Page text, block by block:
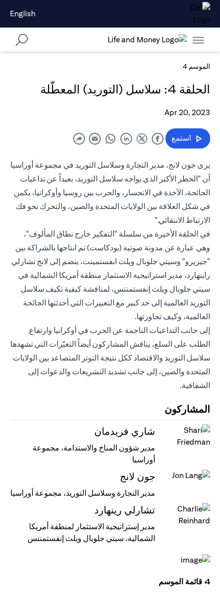
English
الموسم 4
الحلقة 4: سلاسل (التوريد) المعطّلة
Apr 20, 2023
استمع
يرى جون لانج، مدير التجارة وسلاسل التوريد في مجموعة أوراسيا
أن "الخطر الأكبر الذي يواجه سلاسل التوريد، بعيداً عن تداعيات
الجائحة، الآخذة في الانحسار، والحرب بين روسيا وأوكرانيا، يكمن
في شكل العلاقة بين الولايات المتحدة والصين، والتحرك نحو فك
الارتباط الانتقائي."
في الحلقة الأخيرة من سلسلة "التفكير خارج نطاق المألوف"،
وهي عبارة عن مدونة صوتية (بودكاست) تم انتاجها بالشراكة بين
"جيزيرو" وسيتي جلوبال ويلث انفستمينت، ينضم إلى لانج تشارلي
راينهارد، مدير استراتيجية الاستثمار منطقة أمريكا الشمالية في
سيتي جلوبال ويلث إنفستمنتس، لمناقشة كيفية تكيف سلاسل
التوريد العالمية إلى حد كبير مع التغييرات التي أحدثتها الجائحة
العالمية، وكيف تجاوزتها.
إلى جانب التداعيات الناجمة عن الحرب في أوكرانيا وارتفاع
الطلب على السلع، يناقش المشاركون أيضاً التغيّرات التي تشهدها
سلاسل التوريد والاقتصاد ككل نتيجة التوتر المتصاعد بين الولايات
المتحدة والصين، إلى جانب تشديد التشريعات والدعوات إلى
الشفافية.
المشاركون
شاري فريدمان
مدير شؤون المناخ والاستدامة، مجموعة
أوراسيا
جون لانج
مدير التجارة وسلاسل التوريد، مجموعة أوراسيا
تشارلي رينهارد
مدير إستراتيجية الاستثمار لمنطقة أمريكا
الشمالية، سيتي جلوبال ويلث إنفستمنتس
4 قائمة الموسم